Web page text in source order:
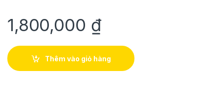
1,800,000 ₫
Thêm vào giỏ hàng